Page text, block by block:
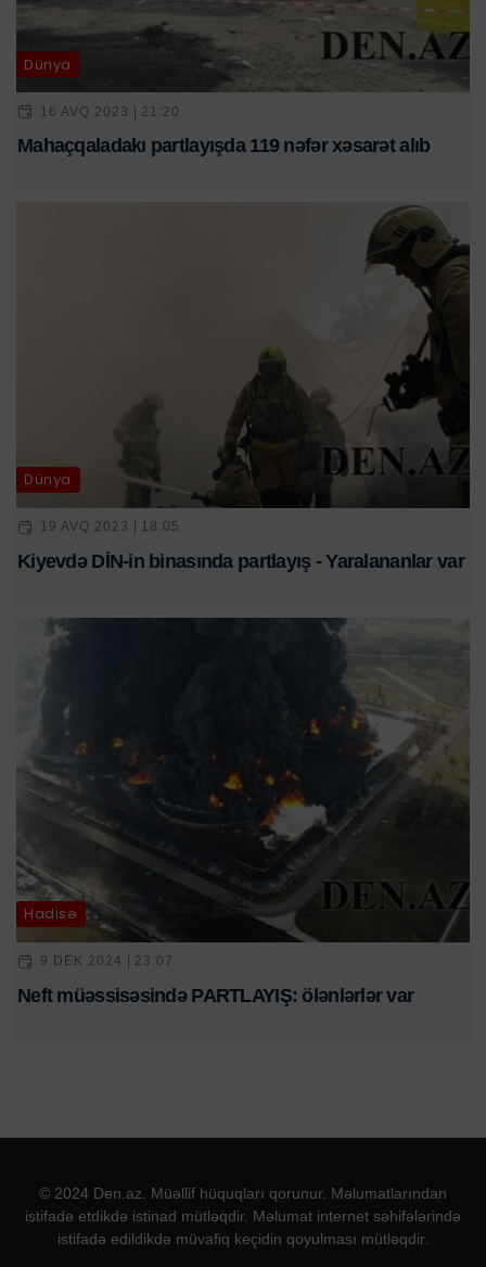
Dünya
16 AVQ 2023 | 21:20
Mahaçqaladakı partlayışda 119 nəfər xəsarət alıb
Dünya
19 AVQ 2023 | 18:05
Kiyevdə DİN-in binasında partlayış - Yaralananlar var
Hadisə
9 DEK 2024 | 23:07
Neft müəssisəsində PARTLAYIŞ: ölənlərlər var
© 2024 Den.az. Müəllif hüquqları qorunur. Məlumatlarından
istifadə etdikdə istinad mütləqdir. Məlumat internet səhifələrində
istifadə edildikdə müvafiq keçidin qoyulması mütləqdir.